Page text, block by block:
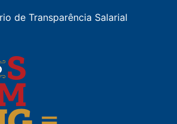
de Transparência Salarial